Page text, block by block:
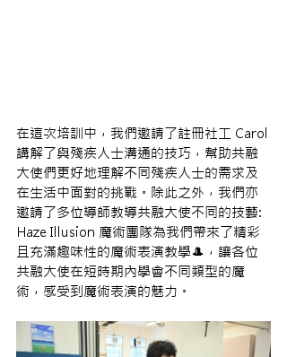
在這次培訓中，我們邀請了註冊社工 Carol
講解了與殘疾人士溝通的技巧，幫助共融
大使們更好地理解不同殘疾人士的需求及
在生活中面對的挑戰。除此之外，我們亦
邀請了多位導師教導共融大使不同的技藝:
Haze Illusion 魔術團隊為我們帶來了精彩
且充滿趣味性的魔術表演教學🎩，讓各位
共融大使在短時期內學會不同類型的魔
術，感受到魔術表演的魅力。